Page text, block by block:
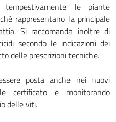
tempestivamente le piante
rappresentano la principale
Si raccomanda inoltre di
secondo le indicazioni dei
delle prescrizioni tecniche.
posta anche nei nuovi
certificato e monitorando
delle viti.